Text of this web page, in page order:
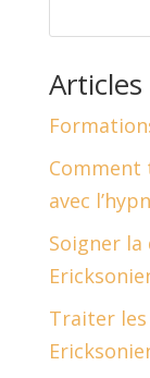
Comment
avec
Soigner la
Traiter les